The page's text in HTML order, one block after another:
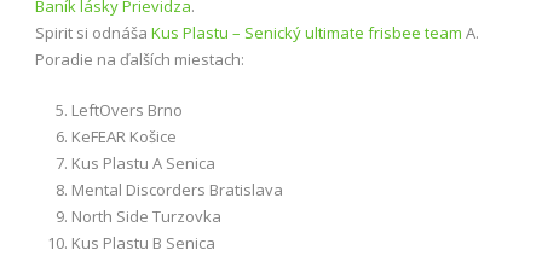
Baník lásky Prievidza.
Spirit si odnáša Kus Plastu – Senický ultimate frisbee team A.
Poradie na ďalších miestach:
LeftOvers Brno
KeFEAR Košice
Kus Plastu A Senica
Mental Discorders Bratislava
North Side Turzovka
Kus Plastu B Senica